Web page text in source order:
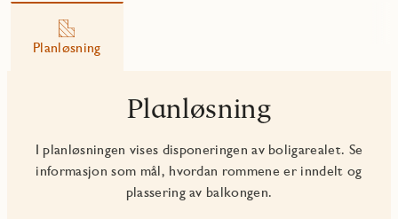
Planløsning
Planløsning
I planløsningen vises disponeringen av boligarealet. Se
informasjon som mål, hvordan rommene er inndelt og
plassering av balkongen.